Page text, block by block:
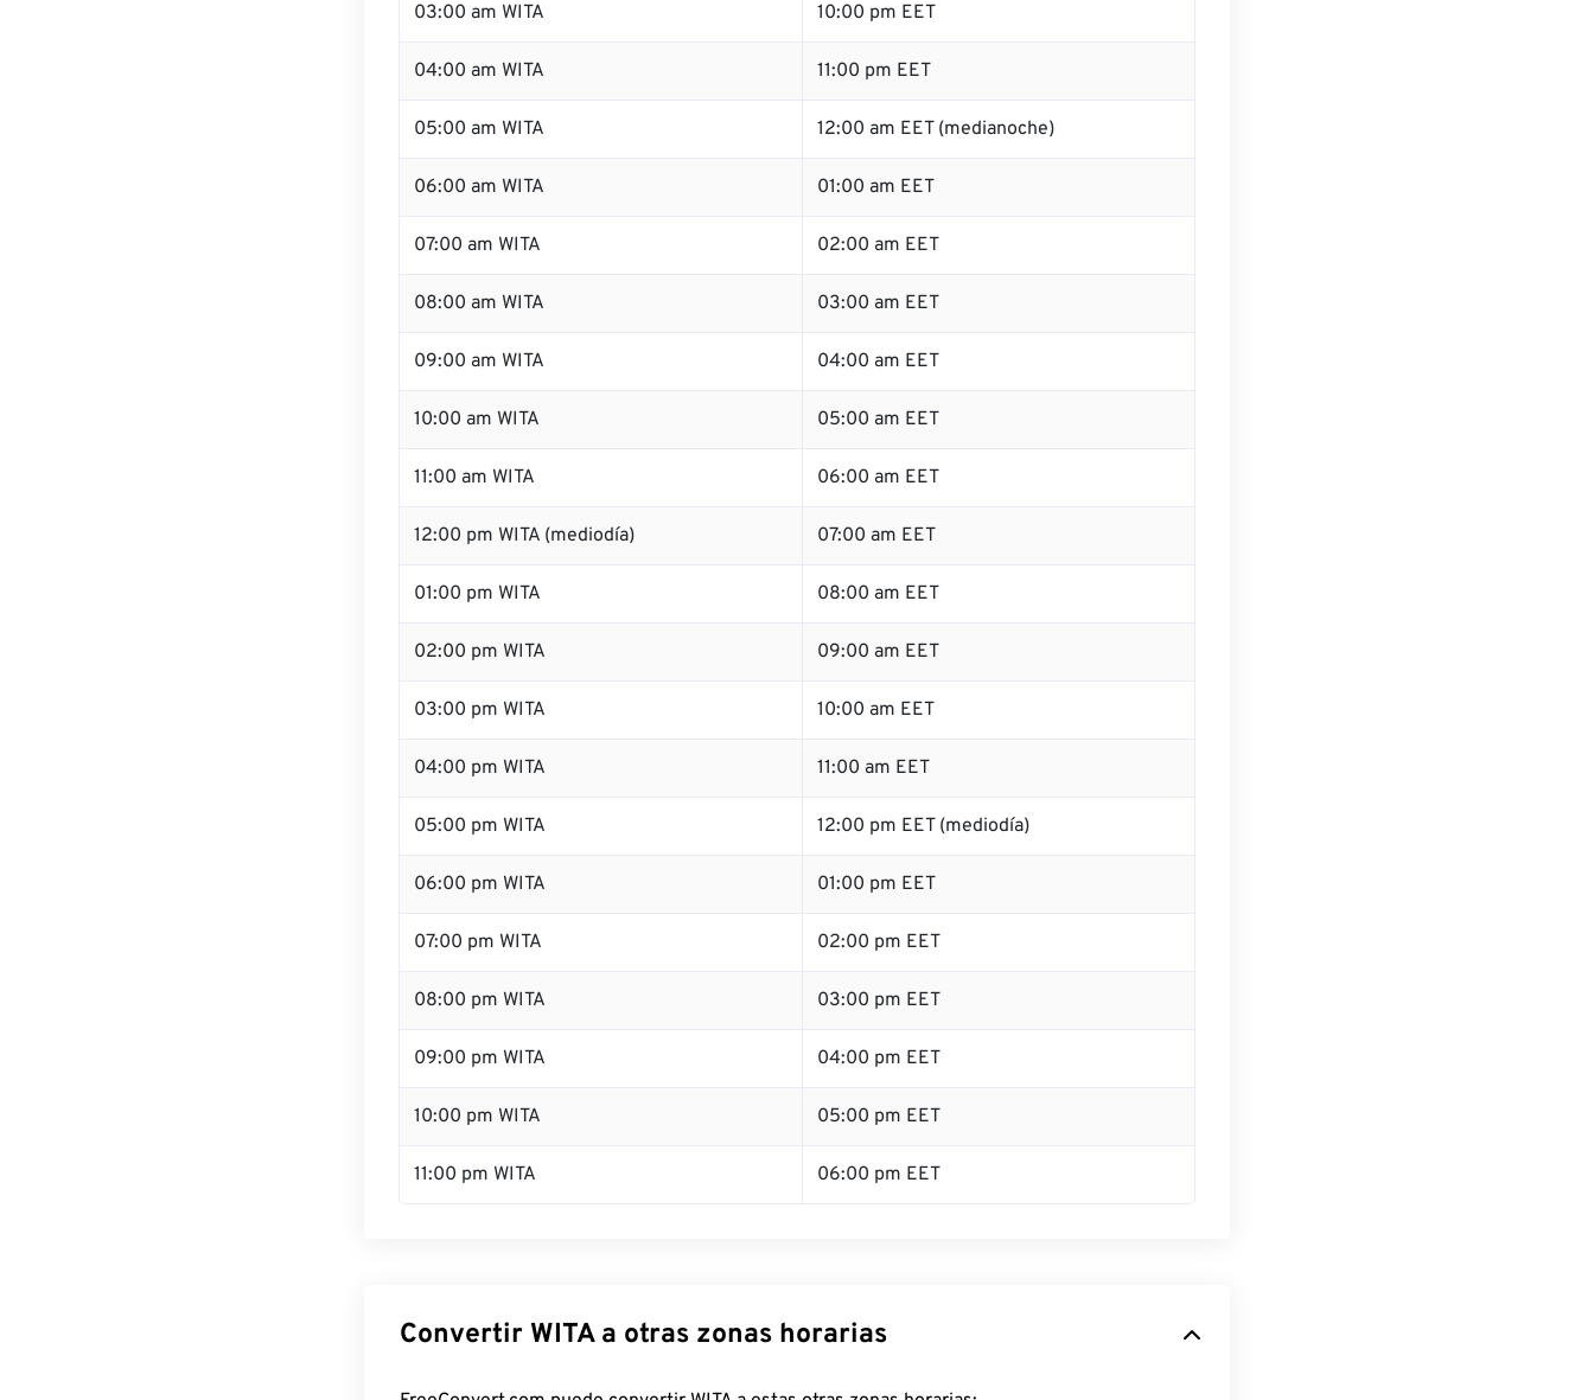
03:00 am WITA 10:00 pm EET
04:00 am WITA 11:00 pm EET
05:00 am WITA 12:00 am EET (medianoche)
06:00 am WITA 01:00 am EET
07:00 am WITA 02:00 am EET
08:00 am WITA 03:00 am EET
09:00 am WITA 04:00 am EET
10:00 am WITA 05:00 am EET
11:00 am WITA 06:00 am EET
12:00 pm WITA (mediodía) 07:00 am EET
01:00 pm WITA 08:00 am EET
02:00 pm WITA 09:00 am EET
03:00 pm WITA 10:00 am EET
04:00 pm WITA 11:00 am EET
05:00 pm WITA 12:00 pm EET (mediodía)
06:00 pm WITA 01:00 pm EET
07:00 pm WITA 02:00 pm EET
08:00 pm WITA 03:00 pm EET
09:00 pm WITA 04:00 pm EET
10:00 pm WITA 05:00 pm EET
11:00 pm WITA 06:00 pm EET
Convertir WITA a otras zonas horarias